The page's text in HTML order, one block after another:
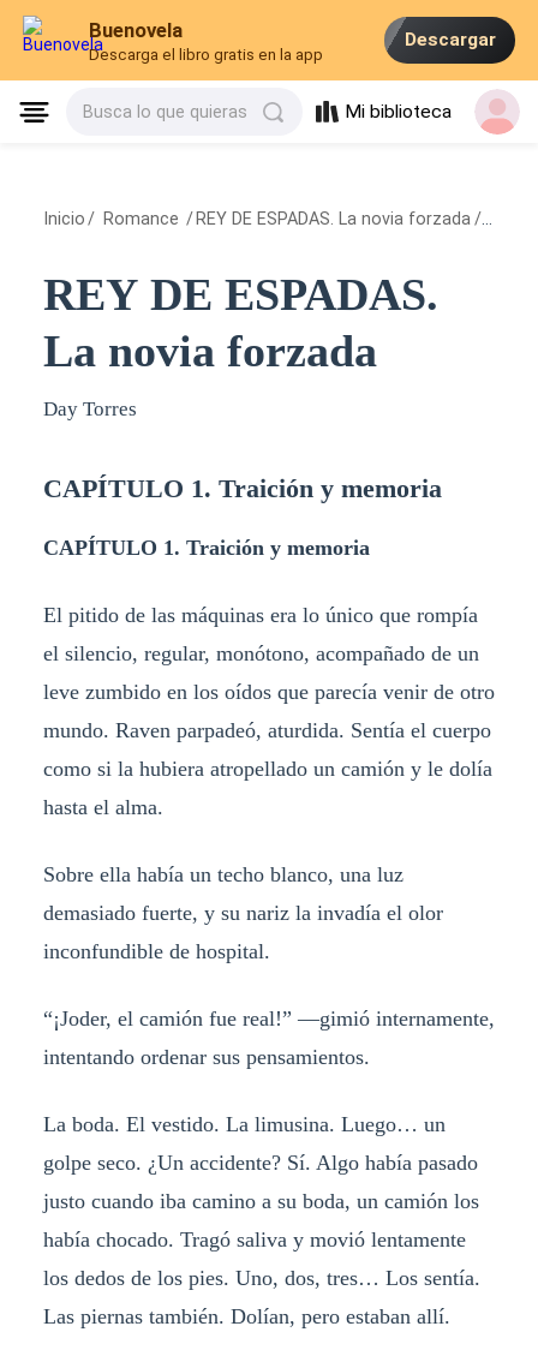
Buenovela
Descarga el libro gratis en la app
Descargar
Busca lo que quieras Mi biblioteca
Inicio / Romance / REY DE ESPADAS. La novia forzada /
REY DE ESPADAS.
La novia forzada
Day Torres
CAPÍTULO 1. Traición y memoria
CAPÍTULO 1. Traición y memoria
El pitido de las máquinas era lo único que rompía
el silencio, regular, monótono, acompañado de un
leve zumbido en los oídos que parecía venir de otro
mundo. Raven parpadeó, aturdida. Sentía el cuerpo
como si la hubiera atropellado un camión y le dolía
hasta el alma.
Sobre ella había un techo blanco, una luz
demasiado fuerte, y su nariz la invadía el olor
inconfundible de hospital.
“¡Joder, el camión fue real!” —gimió internamente,
intentando ordenar sus pensamientos.
La boda. El vestido. La limusina. Luego… un
golpe seco. ¿Un accidente? Sí. Algo había pasado
justo cuando iba camino a su boda, un camión los
había chocado. Tragó saliva y movió lentamente
los dedos de los pies. Uno, dos, tres… Los sentía.
Las piernas también. Dolían, pero estaban allí.